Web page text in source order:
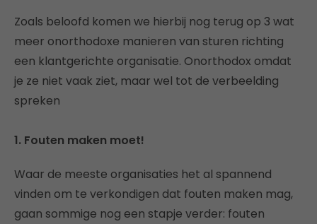
Zoals beloofd komen we hierbij nog terug op 3 wat
meer onorthodoxe manieren van sturen richting
een klantgerichte organisatie. Onorthodox omdat
je ze niet vaak ziet, maar wel tot de verbeelding
spreken
1. Fouten maken moet!
Waar de meeste organisaties het al spannend
vinden om te verkondigen dat fouten maken mag,
gaan sommige nog een stapje verder: fouten